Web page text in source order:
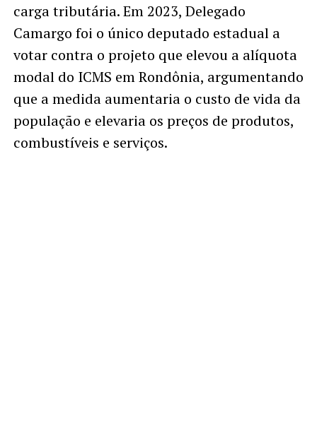
carga tributária. Em 2023, Delegado
Camargo foi o único deputado estadual a
votar contra o projeto que elevou a alíquota
modal do ICMS em Rondônia, argumentando
que a medida aumentaria o custo de vida da
população e elevaria os preços de produtos,
combustíveis e serviços.